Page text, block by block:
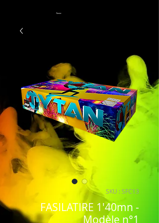
Panier
SKU : SFC13
FASILATIRE 1'40mn -
Modèle n°1